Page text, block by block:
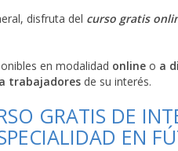
disfruta del curso gratis
en modalidad online o a
trabajadores de su interés.
GRATIS DE
EN